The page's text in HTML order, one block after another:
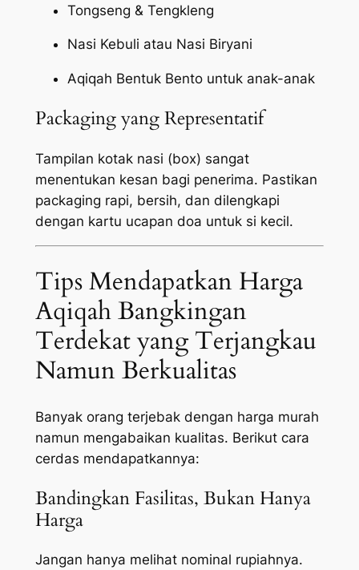
Tongseng & Tengkleng
Nasi Kebuli atau Nasi Biryani
Aqiqah Bentuk Bento untuk anak-anak
Packaging yang Representatif
Tampilan kotak nasi (box) sangat
menentukan kesan bagi penerima. Pastikan
packaging rapi, bersih, dan dilengkapi
dengan kartu ucapan doa untuk si kecil.
Tips Mendapatkan Harga
Aqiqah Bangkingan
Terdekat yang Terjangkau
Namun Berkualitas
Banyak orang terjebak dengan harga murah
namun mengabaikan kualitas. Berikut cara
cerdas mendapatkannya:
Bandingkan Fasilitas, Bukan Hanya
Harga
Jangan hanya melihat nominal rupiahnya.